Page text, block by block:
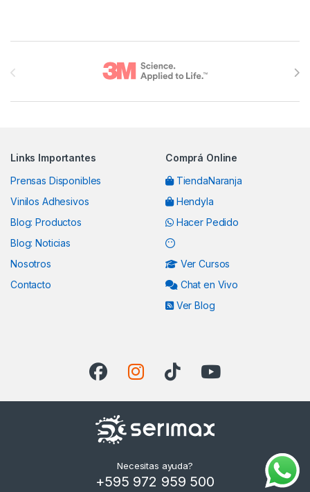
Links Importantes
Prensas Disponibles
Vinilos Adhesivos
Blog: Productos
Blog: Noticias
Nosotros
Contacto
Comprá Online
TiendaNaranja
Hendyla
Hacer Pedido
Ver Cursos
Chat en Vivo
Ver Blog
Necesitas ayuda?
+595 972 959 500